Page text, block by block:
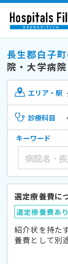
長生郡白子
院・大学病院
エリア・駅
診療科目
キーワード
選定療養費に
選定療養費あり
紹介状を持た
養費として別